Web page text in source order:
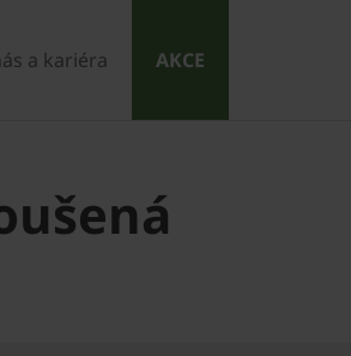
a kariéra AKCE